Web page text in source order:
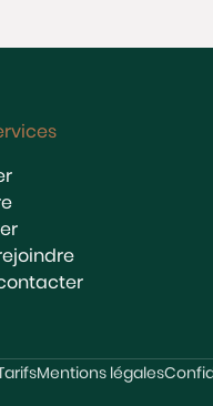
Mentions légales